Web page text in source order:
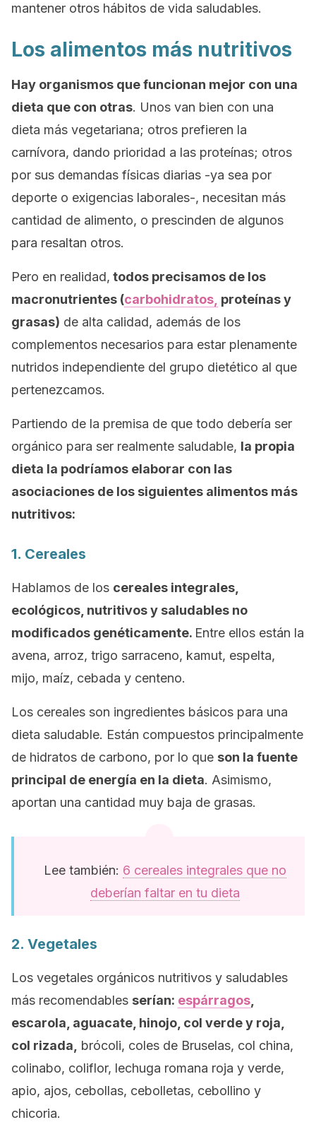
mantener otros hábitos de vida saludables.
Los alimentos más nutritivos
Hay organismos que funcionan mejor con una
dieta que con otras. Unos van bien con una
dieta más vegetariana; otros prefieren la
carnívora, dando prioridad a las proteínas; otros
por sus demandas físicas diarias -ya sea por
deporte o exigencias laborales-, necesitan más
cantidad de alimento, o prescinden de algunos
para resaltan otros.
Pero en realidad, todos precisamos de los
macronutrientes (carbohidratos, proteínas y
grasas) de alta calidad, además de los
complementos necesarios para estar plenamente
nutridos independiente del grupo dietético al que
pertenezcamos.
Partiendo de la premisa de que todo debería ser
orgánico para ser realmente saludable, la propia
dieta la podríamos elaborar con las
asociaciones de los siguientes alimentos más
nutritivos:
1. Cereales
Hablamos de los cereales integrales,
ecológicos, nutritivos y saludables no
modificados genéticamente. Entre ellos están la
avena, arroz, trigo sarraceno, kamut, espelta,
mijo, maíz, cebada y centeno.
Los cereales son ingredientes básicos para una
dieta saludable. Están compuestos principalmente
de hidratos de carbono, por lo que son la fuente
principal de energía en la dieta. Asimismo,
aportan una cantidad muy baja de grasas.
Lee también: 6 cereales integrales que no
deberían faltar en tu dieta
2. Vegetales
Los vegetales orgánicos nutritivos y saludables
más recomendables serían: espárragos
escarola, aguacate, hinojo, col verde y roja,
col rizada,
brócoli, coles de Bruselas, col china,
colinabo, coliflor, lechuga romana roja y verde,
apio, ajos, cebollas, cebolletas, cebollino y
chicoria.